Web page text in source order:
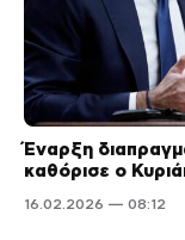
Έναρξη
καθόρισε ο
16.02.2026 — 08:12